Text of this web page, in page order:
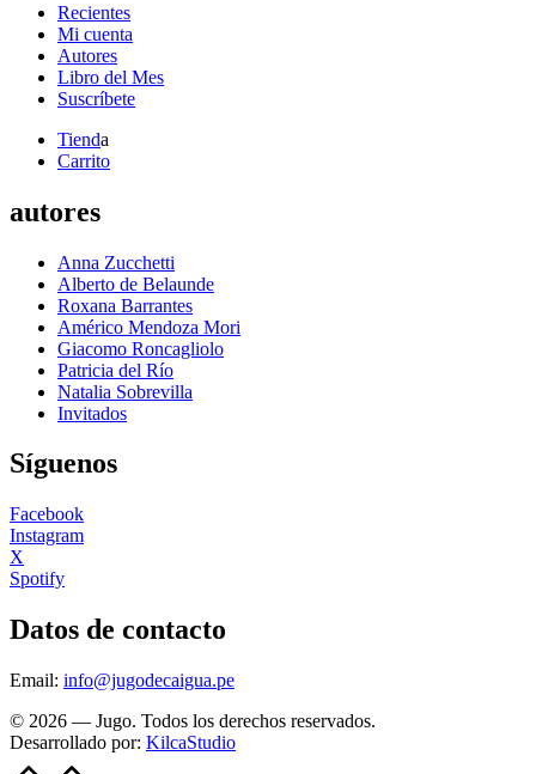
Recientes
Mi cuenta
Autores
Libro del Mes
Suscríbete
Tienda
Carrito
autores
Anna Zucchetti
Alberto de Belaunde
Roxana Barrantes
Américo Mendoza Mori
Giacomo Roncagliolo
Patricia del Río
Natalia Sobrevilla
Invitados
Síguenos
Facebook
Instagram
X
Spotify
Datos de contacto
Email: info@jugodecaigua.pe
© 2026 — Jugo. Todos los derechos reservados.
Desarrollado por: KilcaStudio